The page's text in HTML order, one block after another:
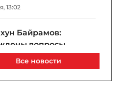
13:02
Байрамов:
вопросы
между
и
Все новости